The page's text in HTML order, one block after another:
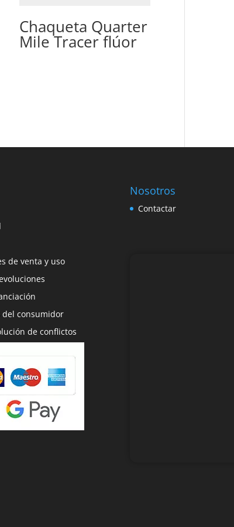
Chaqueta Quarter
Mile Tracer flúor
de venta y uso
del consumidor
de conflictos
Nosotros
Contactar